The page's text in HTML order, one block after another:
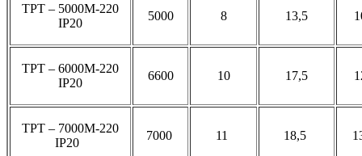
ТРТ – 5000М-220
IP20
5000 8 13,5
ТРТ – 6000М-220
IP20
6600 10 17,5
ТРТ – 7000М-220
IP20
7000 11 18,5